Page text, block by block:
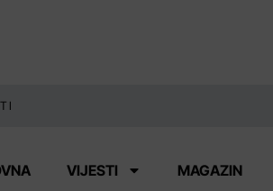
VIJESTI MAGAZIN